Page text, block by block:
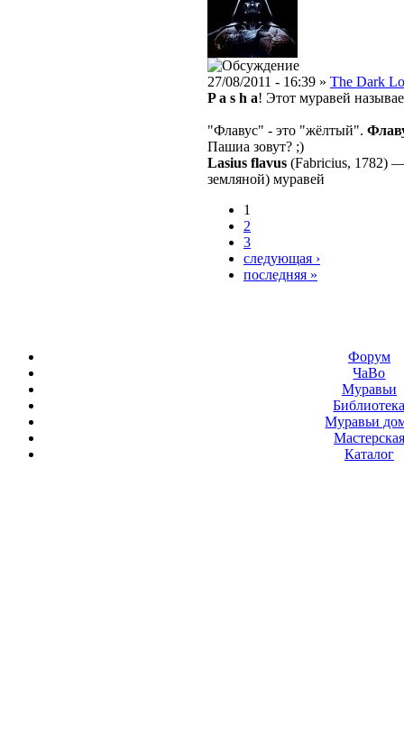
27/08/2011 - 16:39 » The Dark
P a s h a! Этот муравей
"Флавус" - это "жёлтый".
Пашиа зовут? ;)
Lasius flavus (Fabricius, 1782)
земляной) муравей
1
2
3
следующая ›
последняя »
Форум
ЧаВо
Муравьи
Муравьи
Мастерская
Каталог